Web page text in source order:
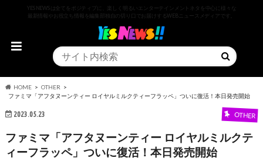
YESNEWSは全てをポジティブに、楽しく明るいエンターテインメントネタを中心に様々な
最新情報やお役立ち情報を編集部独自の切り口でお届けするWEBニュースメディアです。
HOME
OTHER
ファミマ「アフタヌーンティー ロイヤルミルクティーフラッペ」ついに復活！本日発売開始
2023.05.23 OTHER
ファミマ「アフタヌーンティー ロイヤルミルクテ
ィーフラッペ」ついに復活！本日発売開始